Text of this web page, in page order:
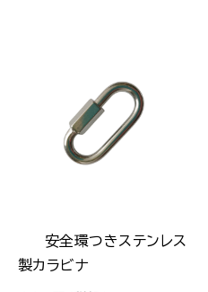
安全環つきステンレス
製カラビナ